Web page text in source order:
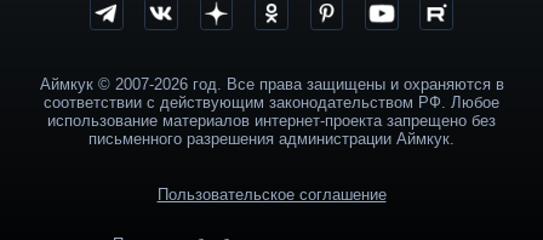
Аймкук © 2007-2026 год. Все права защищены и охраняются в
соответствии с действующим законодательством РФ. Любое
использование материалов интернет-проекта запрещено без
письменного разрешения администрации Аймкук.
Пользовательское соглашение